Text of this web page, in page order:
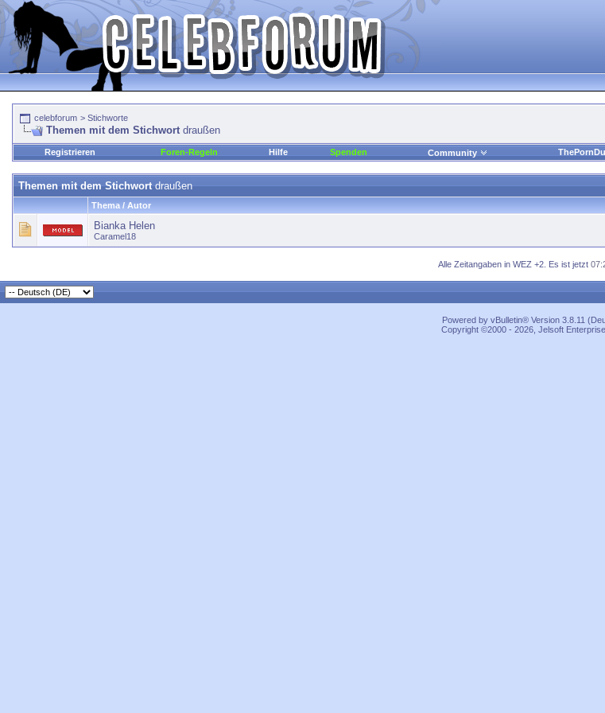
celebforum > Stichworte
Themen mit dem Stichwort draußen
Registrieren
Foren-Regeln Hilfe Spenden Community
Themen mit dem Stichwortdraußen
Thema / Autor
Bianka Helen
Caramel18
Alle Zeitangaben in WEZ +2. Es ist jetzt
Powered by vBulletin® Version 3.8.11
Copyright ©2000 - 2026, Jelsoft